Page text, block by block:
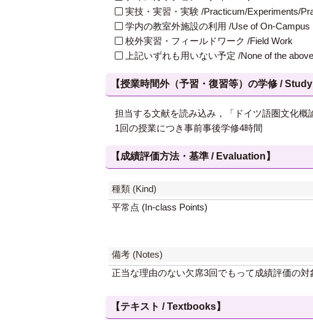
実技・実習・実験 /Practicum/Experiments/
学内の教室外施設の利用 /Use of On-
校外実習・フィールドワーク /Field Work
上記いずれも用いない予定 /None of the above
【授業時間外（予習・復習等）の学修 /
担当する文献を読み込み，「ドイツ語圏文化概
1回の授業につき事前事後学修4時間
【成績評価方法・基準 / Evaluation】
種類 (Kind)
平常点 (In-class Points)
備考 (Notes)
正当な理由のない欠席3回でもって成績評価の対
【テキスト / Textbooks】